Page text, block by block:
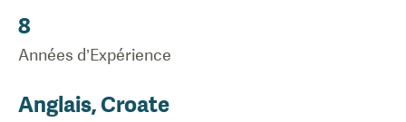
8
Années d’Expérience
Anglais, Croate